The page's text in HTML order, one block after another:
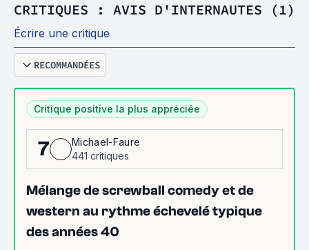
CRITIQUES : AVIS D'INTERNAUTES (1)
Écrire une critique
RECOMMANDÉES
Critique positive la plus appréciée
7
Michael-Faure
441 critiques
Mélange de screwball comedy et de
western au rythme échevelé typique
des années 40